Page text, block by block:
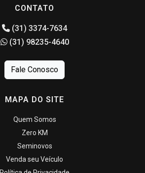
CONTATO
(31) 3374-7634
(31) 98235-4640
Fale Conosco
MAPA DO SITE
Quem Somos
Zero KM
Seminovos
Venda seu Veículo